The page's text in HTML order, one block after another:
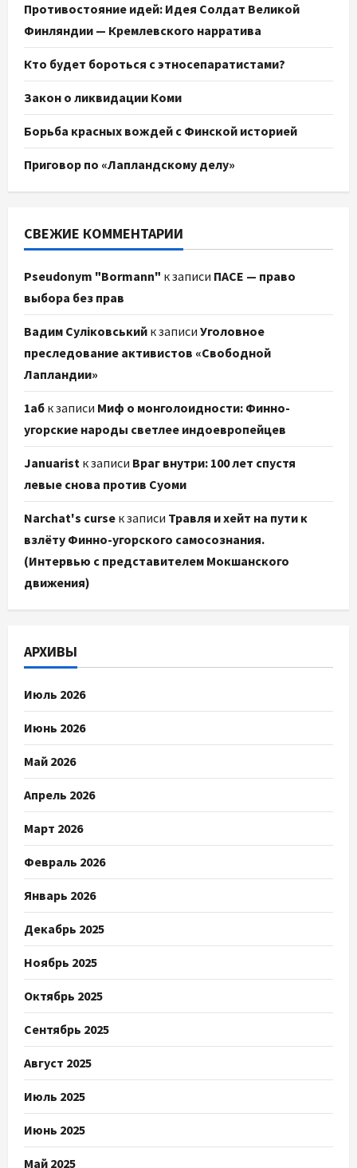
Противостояние идей: Идея Солдат Великой
Финляндии — Кремлевского нарратива
Кто будет бороться с этносепаратистами?
Закон о ликвидации Коми
Борьба красных вождей с Финской историей
Приговор по «Лапландскому делу»
СВЕЖИЕ КОММЕНТАРИИ
Pseudonym "Bormann" к записи ПАСЕ — право
выбора без прав
Вадим Суліковський к записи Уголовное
преследование активистов «Свободной
Лапландии»
1аб к записи Миф о монголоидности: Финно-
угорские народы светлее индоевропейцев
Januarist к записи Враг внутри: 100 лет спустя
левые снова против Суоми
Narchat's curse к записи Травля и хейт на пути к
взлёту Финно-угорского самосознания.
(Интервью с представителем Мокшанского
движения)
АРХИВЫ
Июль 2026
Июнь 2026
Май 2026
Апрель 2026
Март 2026
Февраль 2026
Январь 2026
Декабрь 2025
Ноябрь 2025
Октябрь 2025
Сентябрь 2025
Август 2025
Июль 2025
Июнь 2025
Май 2025